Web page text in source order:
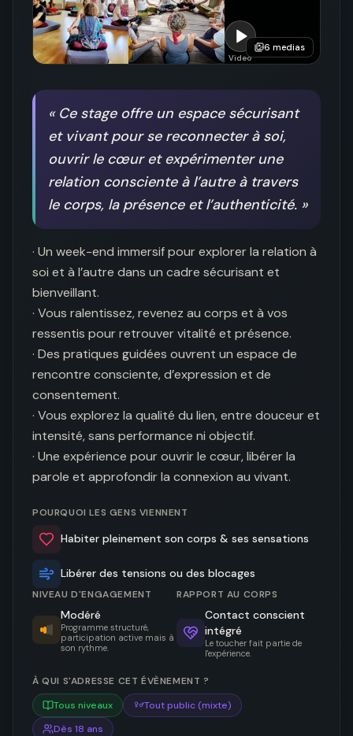
Video
6 medias
« Ce stage offre un espace sécurisant
et vivant pour se reconnecter à soi,
ouvrir le cœur et expérimenter une
relation consciente à l’autre à travers
le corps, la présence et l’authenticité. »
· Un week-end immersif pour explorer la relation à
soi et à l’autre dans un cadre sécurisant et
bienveillant.
· Vous ralentissez, revenez au corps et à vos
ressentis pour retrouver vitalité et présence.
· Des pratiques guidées ouvrent un espace de
rencontre consciente, d’expression et de
consentement.
· Vous explorez la qualité du lien, entre douceur et
intensité, sans performance ni objectif.
· Une expérience pour ouvrir le cœur, libérer la
parole et approfondir la connexion au vivant.
POURQUOI LES GENS VIENNENT
Habiter pleinement son corps & ses sensations
Libérer des tensions ou des blocages
NIVEAU D'ENGAGEMENT
Modéré
Programme structuré,
participation active mais à
son rythme.
RAPPORT AU CORPS
Contact conscient
intégré
Le toucher fait partie de
l'expérience.
À QUI S'ADRESSE CET ÉVÈNEMENT ?
Tous niveaux
Tout public (mixte)
Dès 18 ans